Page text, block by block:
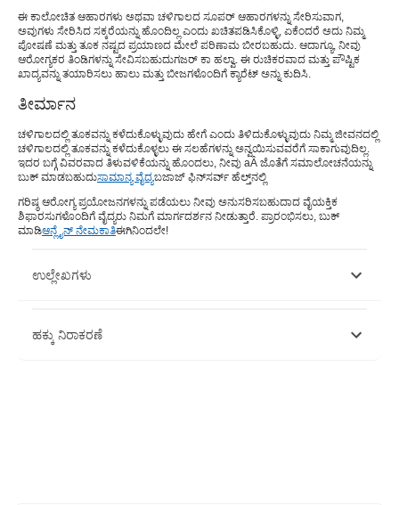
ಈ ಕಾಲೋಚಿತ ಆಹಾರಗಳು ಅಥವಾ ಚಳಿಗಾಲದ ಸೂಪರ್ ಆಹಾರಗಳನ್ನು ಸೇರಿಸುವಾಗ,
ಅವುಗಳು ಸೇರಿಸಿದ ಸಕ್ಕರೆಯನ್ನು ಹೊಂದಿಲ್ಲ ಎಂದು ಖಚಿತಪಡಿಸಿಕೊಳ್ಳಿ, ಏಕೆಂದರೆ ಅದು ನಿಮ್ಮ
ಪೋಷಣೆ ಮತ್ತು ತೂಕ ನಷ್ಟದ ಪ್ರಯಾಣದ ಮೇಲೆ ಪರಿಣಾಮ ಬೀರಬಹುದು. ಆದಾಗ್ಯೂ, ನೀವು
ಆರೋಗ್ಯಕರ ತಿಂಡಿಗಳನ್ನು ಸೇವಿಸಬಹುದುಗಜರ್ ಕಾ ಹಲ್ವಾ. ಈ ರುಚಿಕರವಾದ ಮತ್ತು ಪೌಷ್ಟಿಕ
ಖಾದ್ಯವನ್ನು ತಯಾರಿಸಲು ಹಾಲು ಮತ್ತು ಬೀಜಗಳೊಂದಿಗೆ ಕ್ಯಾರೆಟ್ ಅನ್ನು ಕುದಿಸಿ.
ತೀರ್ಮಾನ
ಚಳಿಗಾಲದಲ್ಲಿ ತೂಕವನ್ನು ಕಳೆದುಕೊಳ್ಳುವುದು ಹೇಗೆ ಎಂದು ತಿಳಿದುಕೊಳ್ಳುವುದು ನಿಮ್ಮ ಜೀವನದಲ್ಲಿ
ಚಳಿಗಾಲದಲ್ಲಿ ತೂಕವನ್ನು ಕಳೆದುಕೊಳ್ಳಲು ಈ ಸಲಹೆಗಳನ್ನು ಅನ್ವಯಿಸುವವರೆಗೆ ಸಾಕಾಗುವುದಿಲ್ಲ.
ಇದರ ಬಗ್ಗೆ ವಿವರವಾದ ತಿಳುವಳಿಕೆಯನ್ನು ಹೊಂದಲು, ನೀವು aÂ ಜೊತೆಗೆ ಸಮಾಲೋಚನೆಯನ್ನು
ಬುಕ್ ಮಾಡಬಹುದುಸಾಮಾನ್ಯ ವೈದ್ಯಬಜಾಜ್ ಫಿನ್‌ಸರ್ವ್ ಹೆಲ್ತ್‌ನಲ್ಲಿ
ಗರಿಷ್ಠ ಆರೋಗ್ಯ ಪ್ರಯೋಜನಗಳನ್ನು ಪಡೆಯಲು ನೀವು ಅನುಸರಿಸಬಹುದಾದ ವೈಯಕ್ತಿಕ
ಶಿಫಾರಸುಗಳೊಂದಿಗೆ ವೈದ್ಯರು ನಿಮಗೆ ಮಾರ್ಗದರ್ಶನ ನೀಡುತ್ತಾರೆ. ಪ್ರಾರಂಭಿಸಲು, ಬುಕ್
ಮಾಡಿಆನ್ಲೈನ್ ​​ನೇಮಕಾತಿಈಗಿನಿಂದಲೇ!
ಉಲ್ಲೇಖಗಳು
https://www.ncbi.nlm.nih.gov/pmc/articles/PMC4209489/
ಹಕ್ಕು ನಿರಾಕರಣೆ